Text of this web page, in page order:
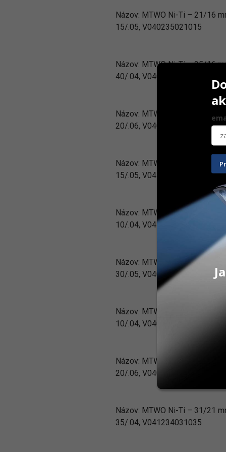
Názov: MTWO Ni-Ti – 21/16
15/.05, V040235021015
Názov: MTWO Ni-Ti – 25/16
40/.04, V040234025040
Názov: MTWO Ni-Ti – 21/16
20/.06, V040236021020
Názov: MTWO Ni-Ti – 25/21
15/.05, V041235025015
Názov: MTWO Ni-Ti – 31/21 mm
10/.04, V041234031010
Názov: MTWO Ni-Ti – 25/16 mm
30/.05, V040235025030
Názov: MTWO Ni-Ti – 21/16 mm
10/.04, V040234021010
Názov: MTWO Ni-Ti – 25/16 mm
20/.06, V040236025020
Názov: MTWO Ni-Ti – 31/21
35/.04, V041234031035